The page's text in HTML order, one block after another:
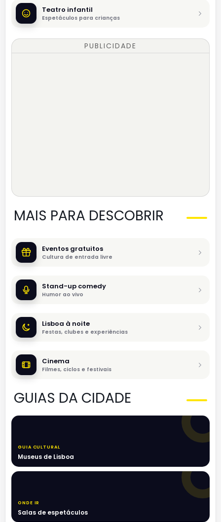
Teatro infantil
Espetáculos para crianças
PUBLICIDADE
MAIS PARA DESCOBRIR
Eventos gratuitos
Cultura de entrada livre
Stand-up comedy
Humor ao vivo
Lisboa à noite
Festas, clubes e experiências
Cinema
Filmes, ciclos e festivais
GUIAS DA CIDADE
GUIA CULTURAL
Museus de Lisboa
ONDE IR
Salas de espetáculos